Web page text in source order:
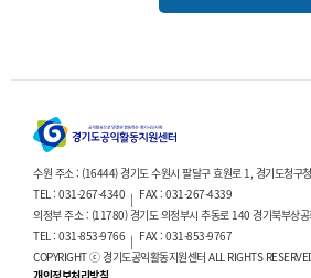
수원 주소 : (16444) 경기도 수원시 팔달구 효원로 1, 경기도청구
TEL : 031-267-4340 | FAX : 031-267-4339
의정부 주소 : (11780) 경기도 의정부시 추동로 140 경기북부상
TEL : 031-853-9766 | FAX : 031-853-9767
COPYRIGHT ⓒ 경기도공익활동지원센터 ALL RIGHTS